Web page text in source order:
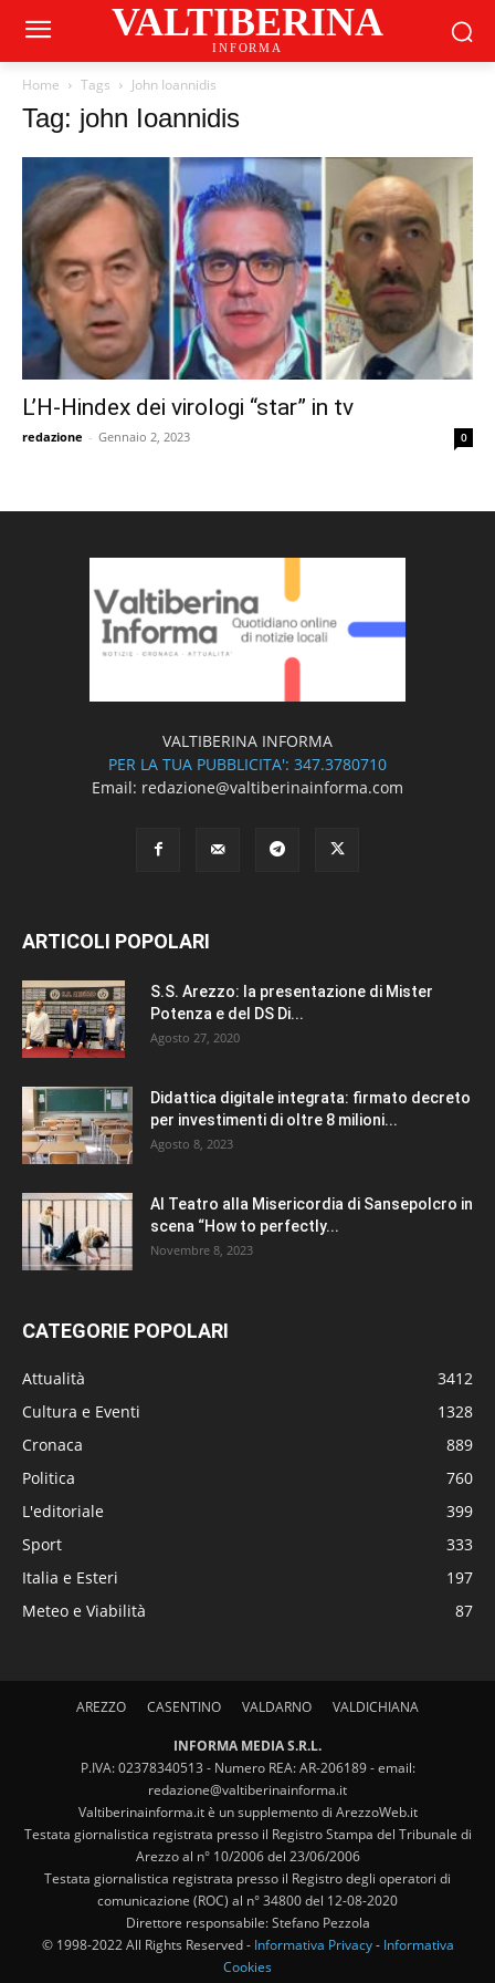
VALTIBERINA
INFORMA
Home Tags John Ioannidis
Tag: john Ioannidis
L’H-Hindex dei virologi “star” in tv
redazione - Gennaio 2, 2023 0
VALTIBERINA INFORMA
PER LA TUA PUBBLICITA': 347.3780710
Email: redazione@valtiberinainforma.com
ARTICOLI POPOLARI
S.S. Arezzo: la presentazione di Mister
Potenza e del DS Di...
Agosto 27, 2020
Didattica digitale integrata: firmato decreto
per investimenti di oltre 8 milioni...
Agosto 8, 2023
Al Teatro alla Misericordia di Sansepolcro in
scena “How to perfectly...
Novembre 8, 2023
CATEGORIE POPOLARI
Attualità
3412
Cultura e Eventi
1328
Cronaca
889
Politica
760
L'editoriale
399
Sport
333
Italia e Esteri
197
Meteo e Viabilità
87
AREZZO CASENTINO VALDARNO VALDICHIANA
INFORMA MEDIA S.R.L.
P.IVA: 02378340513 - Numero REA: AR-206189 - email:
redazione@valtiberinainforma.it
Valtiberinainforma.it è un supplemento di ArezzoWeb.it
Testata giornalistica registrata presso il Registro Stampa del Tribunale di
Arezzo al n° 10/2006 del 23/06/2006
Testata giornalistica registrata presso il Registro degli operatori di
comunicazione (ROC) al n° 34800 del 12-08-2020
Direttore responsabile: Stefano Pezzola
© 1998-2022 All Rights Reserved - Informativa Privacy- Informativa
Cookies